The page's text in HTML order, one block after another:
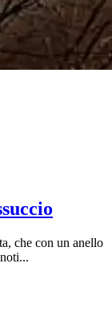
che con un anello